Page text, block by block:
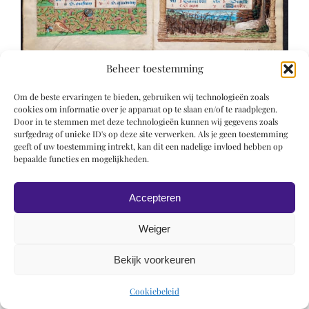
Beheer toestemming
Om de beste ervaringen te bieden, gebruiken wij technologieën zoals
cookies om informatie over je apparaat op te slaan en/of te raadplegen.
Door in te stemmen met deze technologieën kunnen wij gegevens zoals
surfgedrag of unieke ID's op deze site verwerken. Als je geen toestemming
geeft of uw toestemming intrekt, kan dit een nadelige invloed hebben op
bepaalde functies en mogelijkheden.
Accepteren
Weiger
Bekijk voorkeuren
Cookiebeleid
© 2019 Roel Wiechers | Powered byROCK Design